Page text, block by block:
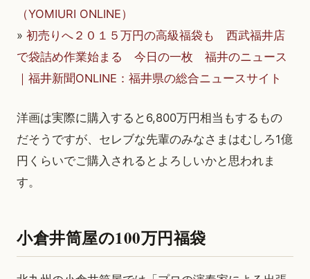
（YOMIURI ONLINE）
» 初売りへ２０１５万円の高級福袋も 西武福井店
で袋詰め作業始まる 今日の一枚 福井のニュース
｜福井新聞ONLINE：福井県の総合ニュースサイト
洋画は実際に購入すると6,800万円相当もするもの
だそうですが、セレブな先輩のみなさまはむしろ1億
円くらいでご購入されるとよろしいかと思われま
す。
小倉井筒屋の100万円福袋